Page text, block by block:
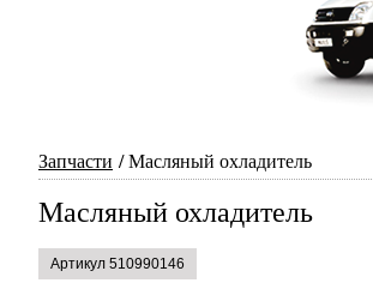
Запчасти Масляный охладитель
Масляный охладитель
Артикул 510990146